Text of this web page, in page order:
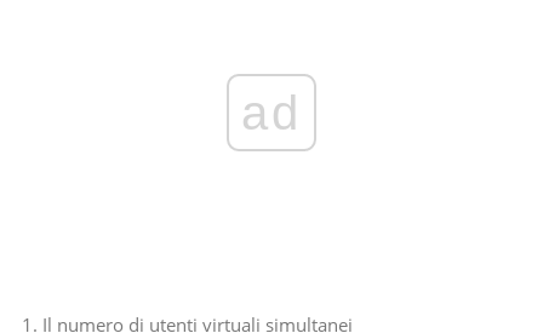
ad
Il numero di utenti virtuali simultanei